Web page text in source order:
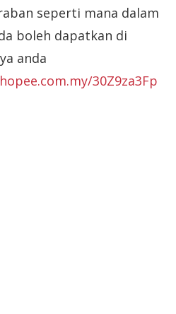
seperti mana dalam
boleh dapatkan di
anda
30Z9za3Fp